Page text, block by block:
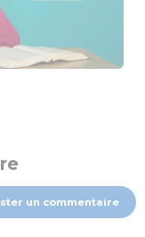
un commentaire